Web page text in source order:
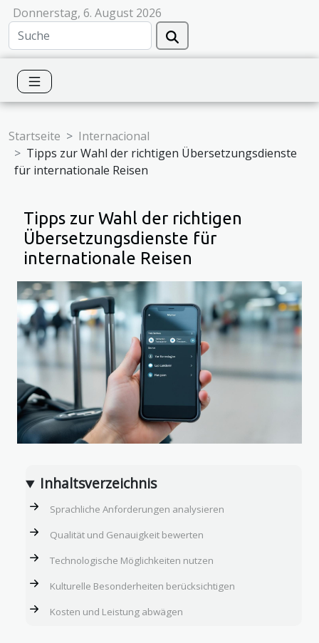
Donnerstag, 6. August 2026
Startseite
Internacional
Tipps zur Wahl der richtigen Übersetzungsdienste
für internationale Reisen
Tipps zur Wahl der richtigen
Übersetzungsdienste für
internationale Reisen
Inhaltsverzeichnis
Sprachliche Anforderungen analysieren
Qualität und Genauigkeit bewerten
Technologische Möglichkeiten nutzen
Kulturelle Besonderheiten berücksichtigen
Kosten und Leistung abwägen